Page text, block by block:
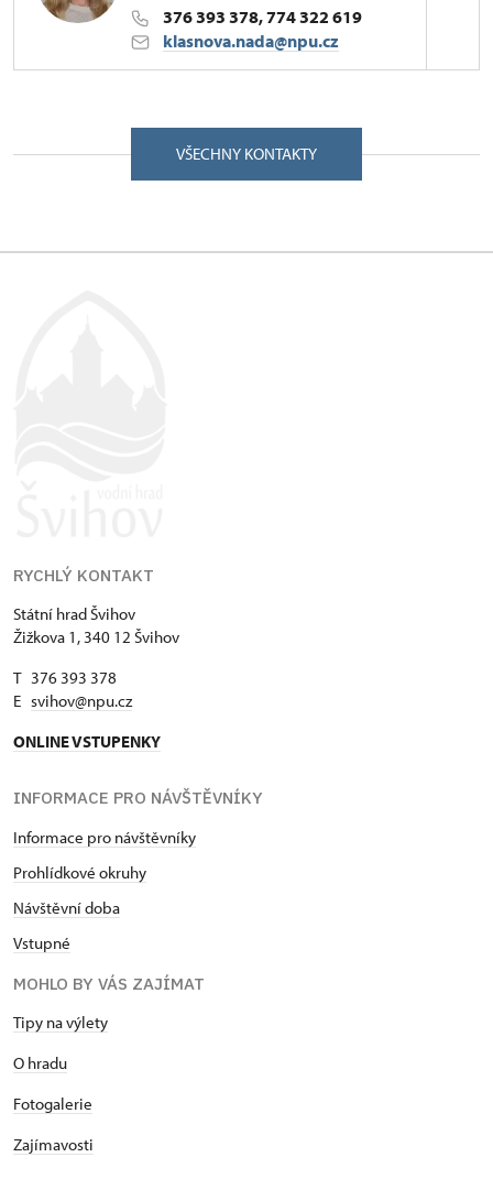
376 393 378, 774 322 619
klasnova.nada@npu.cz
Žižkova 1/, Švihov 34012
VŠECHNY KONTAKTY
RYCHLÝ KONTAKT
Státní hrad Švihov
Žižkova 1, 340 12 Švihov
T 376 393 378
E svihov@npu.cz
ONLINE VSTUPENKY
INFORMACE PRO NÁVŠTĚVNÍKY
Informace pro návštěvníky
Prohlídkové okruhy
Návštěvní doba
Vstupné
MOHLO BY VÁS ZAJÍMAT
Tipy na výlety
O hradu
Fotogalerie
Zajímavosti